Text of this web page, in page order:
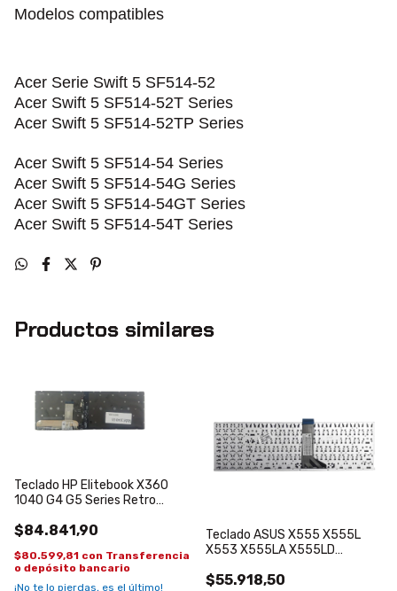
Modelos compatibles
Acer Serie Swift 5 SF514-52
Acer Swift 5 SF514-52T Series
Acer Swift 5 SF514-52TP Series
Acer Swift 5 SF514-54 Series
Acer Swift 5 SF514-54G Series
Acer Swift 5 SF514-54GT Series
Acer Swift 5 SF514-54T Series
Productos similares
Teclado HP Elitebook X360
1040 G4 G5 Series Retro
$84.841,90
$80.599,81 con Transferencia
o depósito bancario
¡No te lo pierdas, es el último!
Teclado ASUS X555 X555L
X553 X555LA X555LD
$55.918,50